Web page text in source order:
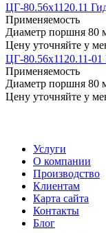
ЦГ-80.56х1120.11
Применяемость
Диаметр поршня 80
Цену уточняйте у
ЦГ-80.56х1120.11-
Применяемость
Диаметр поршня 80
Цену уточняйте у
Услуги
О компании
Производство
Клиентам
Карта сайта
Контакты
Блог